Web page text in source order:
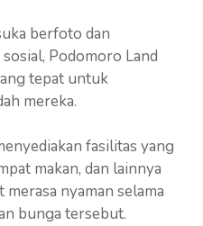
berfoto dan
Podomoro Land
tepat untuk
mereka.
fasilitas yang
makan, dan lainnya
nyaman selama
bunga tersebut.